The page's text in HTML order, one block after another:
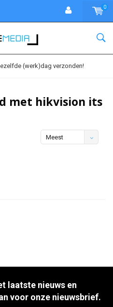
0
(werk)dag verzonden!
met hikvision its
Meest
laatste nieuws en
voor onze nieuwsbrief.